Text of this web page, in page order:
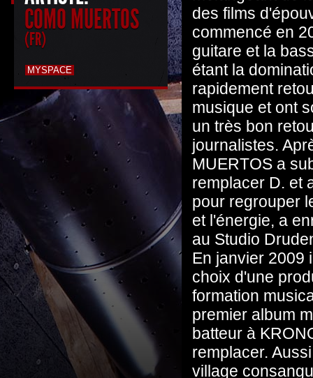
COMO MUERTOS
(FR)
MYSPACE
des films
commencé en
guitare et la
étant la
rapidement
musique et ont
un très bon
journalistes.
MUERTOS a
remplacer D. et
pour regrouper
et l'énergie, a
au Studio
En janvier 2009
choix d'une
formation
premier album
batteur à
remplacer.
village